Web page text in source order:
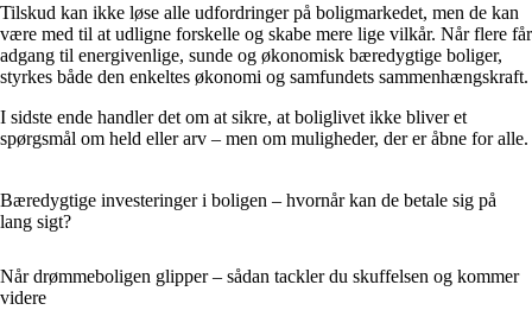
Tilskud kan ikke løse alle udfordringer på boligmarkedet, men de kan
være med til at udligne forskelle og skabe mere lige vilkår. Når flere får
adgang til energivenlige, sunde og økonomisk bæredygtige boliger,
styrkes både den enkeltes økonomi og samfundets sammenhængskraft.
I sidste ende handler det om at sikre, at boliglivet ikke bliver et
spørgsmål om held eller arv – men om muligheder, der er åbne for alle.
Bæredygtige investeringer i boligen – hvornår kan de betale sig på
lang sigt?
Når drømmeboligen glipper – sådan tackler du skuffelsen og kommer
videre